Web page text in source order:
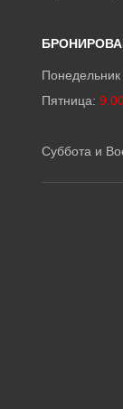
Пятница:
Суббота и